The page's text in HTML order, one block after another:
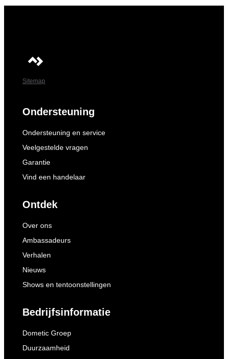
Sitemap
Ondersteuning
Ondersteuning en service
Veelgestelde vragen
Garantie
Vind een handelaar
Ontdek
Over ons
Ambassadeurs
Verhalen
Nieuws
Shows en tentoonstellingen
Bedrijfsinformatie
Dometic Groep
Duurzaamheid